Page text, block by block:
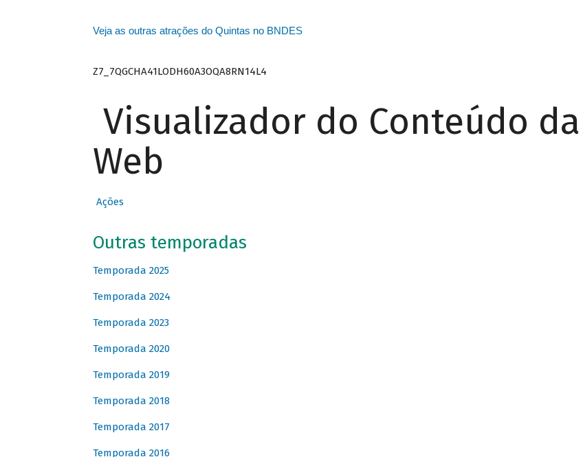
Veja as outras atrações do Quintas no BNDES
Z7_7QGCHA41LODH60A3OQA8RN14L4
Visualizador do Conteúdo da
Web
Ações
Outras temporadas
Temporada 2025
Temporada 2024
Temporada 2023
Temporada 2020
Temporada 2019
Temporada 2018
Temporada 2017
Temporada 2016